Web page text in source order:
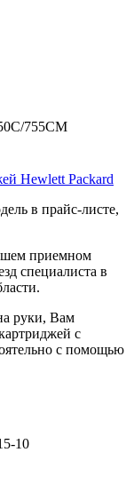
755CM
Hewlett Packard
в прайс-листе,
приемном
специалиста в
руки, Вам
с
с помощью
10